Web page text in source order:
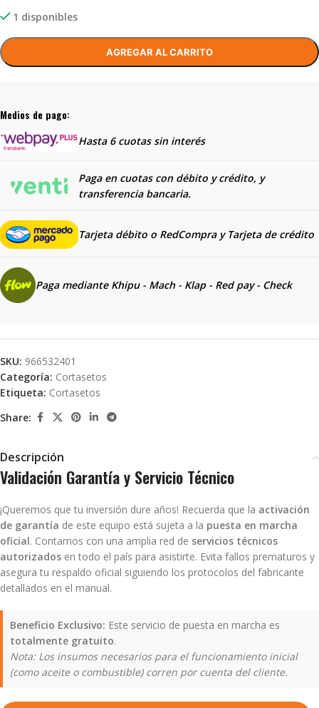
1 disponibles
AGREGAR AL CARRITO
Medios de pago:
Hasta 6 cuotas sin interés
Paga en cuotas con débito y crédito, y
transferencia bancaria.
Tarjeta débito o RedCompra y Tarjeta de crédito
Paga mediante Khipu - Mach - Klap - Red pay - Check
SKU: 966532401
Categoría: Cortasetos
Etiqueta: Cortasetos
Share:
Descripción
Validación Garantía y Servicio Técnico
¡Queremos que tu inversión dure años! Recuerda que la activación
de garantía de este equipo está sujeta a la puesta en marcha
oficial. Contamos con una amplia red de servicios técnicos
autorizados en todo el país para asistirte. Evita fallos prematuros y
asegura tu respaldo oficial siguiendo los protocolos del fabricante
detallados en el manual.
Beneficio Exclusivo: Este servicio de puesta en marcha es
totalmente gratuito.
Nota: Los insumos necesarios para el funcionamiento inicial
(como aceite o combustible) corren por cuenta del cliente.